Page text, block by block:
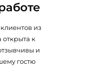
из
к
и
гостю